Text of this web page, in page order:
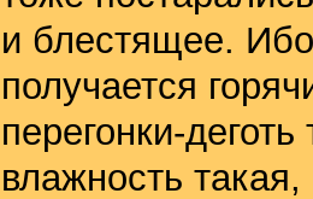
и блестящее.
получается
перегонки-
влажность